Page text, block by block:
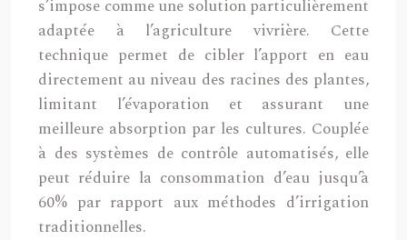
s’impose comme une solution particulièrement
adaptée à l’agriculture vivrière. Cette
technique permet de cibler l’apport en eau
directement au niveau des racines des plantes,
limitant l’évaporation et assurant une
meilleure absorption par les cultures. Couplée
à des systèmes de contrôle automatisés, elle
peut réduire la consommation d’eau jusqu’à
60% par rapport aux méthodes d’irrigation
traditionnelles.